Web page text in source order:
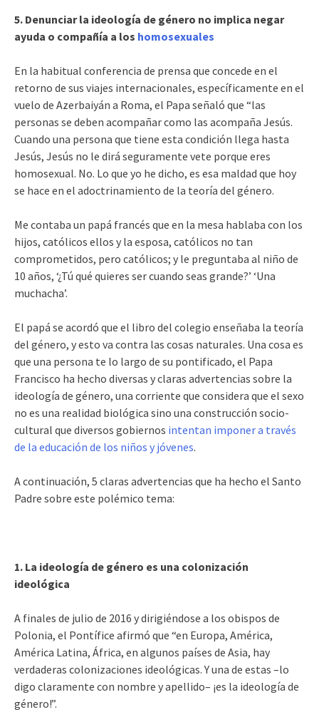
5. Denunciar la ideología de género no implica negar
ayuda o compañía a los homosexuales
En la habitual conferencia de prensa que concede en el
retorno de sus viajes internacionales, específicamente en el
vuelo de Azerbaiyán a Roma, el Papa señaló que “las
personas se deben acompañar como las acompaña Jesús.
Cuando una persona que tiene esta condición llega hasta
Jesús, Jesús no le dirá seguramente vete porque eres
homosexual. No. Lo que yo he dicho, es esa maldad que hoy
se hace en el adoctrinamiento de la teoría del género.
Me contaba un papá francés que en la mesa hablaba con los
hijos, católicos ellos y la esposa, católicos no tan
comprometidos, pero católicos; y le preguntaba al niño de
10 años, ‘¿Tú qué quieres ser cuando seas grande?’ ‘Una
muchacha’.
El papá se acordó que el libro del colegio enseñaba la teoría
del género, y esto va contra las cosas naturales. Una cosa es
que una persona te lo largo de su pontificado, el Papa
Francisco ha hecho diversas y claras advertencias sobre la
ideología de género, una corriente que considera que el sexo
no es una realidad biológica sino una construcción socio-
cultural que diversos gobiernos intentan imponer a través
de la educación de los niños y jóvenes.
A continuación, 5 claras advertencias que ha hecho el Santo
Padre sobre este polémico tema:
1. La ideología de género es una colonización
ideológica
A finales de julio de 2016 y dirigiéndose a los obispos de
Polonia, el Pontífice afirmó que “en Europa, América,
América Latina, África, en algunos países de Asia, hay
verdaderas colonizaciones ideológicas. Y una de estas –lo
digo claramente con nombre y apellido– ¡es la ideología de
género!”.